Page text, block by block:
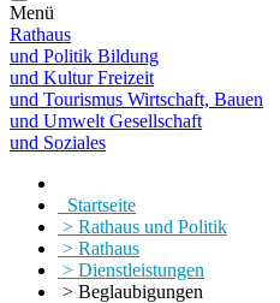
Menü
Rathaus
und Politik Bildung
und KulturFreizeit
und Tourismus Wirtschaft, Bauen
und Umwelt Gesellschaft
und Soziales
Startseite
> Rathaus und Politik
> Rathaus
> Dienstleistungen
> Beglaubigungen